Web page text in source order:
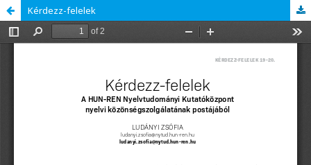
Kérdezz-felelek